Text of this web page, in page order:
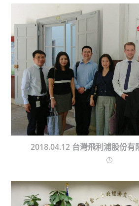
2018.04.12 台灣飛利浦股份有